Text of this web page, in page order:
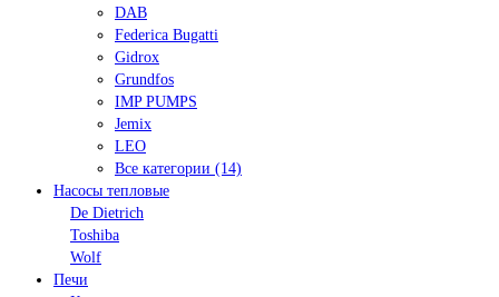
DAB
Federica Bugatti
Gidrox
Grundfos
IMP PUMPS
Jemix
LEO
Все категории (14)
Насосы тепловые
De Dietrich
Toshiba
Wolf
Печи